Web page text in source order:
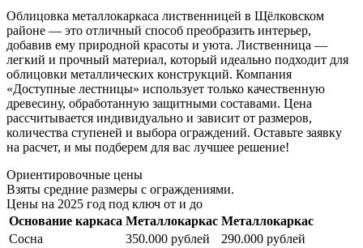
Облицовка металлокаркаса лиственницей в Щёлковском
районе — это отличный способ преобразить интерьер,
добавив ему природной красоты и уюта. Лиственница —
легкий и прочный материал, который идеально подходит для
облицовки металлических конструкций. Компания
«Доступные лестницы» использует только качественную
древесину, обработанную защитными составами. Цена
рассчитывается индивидуально и зависит от размеров,
количества ступеней и выбора ограждений. Оставьте заявку
на расчет, и мы подберем для вас лучшее решение!
Ориентировочные цены
Взяты средние размеры с ограждениями.
Цены на 2025 год под ключ от и до
Основание каркаса Металлокаркас Металлокаркас
Сосна
350.000 рублей
290.000 рублей